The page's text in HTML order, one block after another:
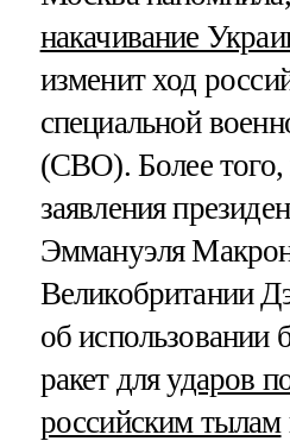
накачивание
изменит ход
специальной
(СВО). Более того,
заявления
Эммануэля
Великобритании
об использовании
ракет дляударов
российским тылам